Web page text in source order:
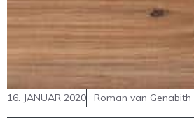
16. JANUAR 2020 Roman van Genabith